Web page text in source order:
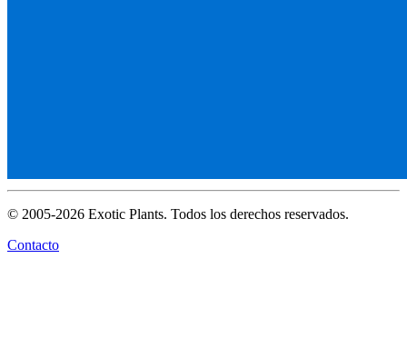
© 2005-2026 Exotic Plants. Todos los derechos reservados.
Contacto